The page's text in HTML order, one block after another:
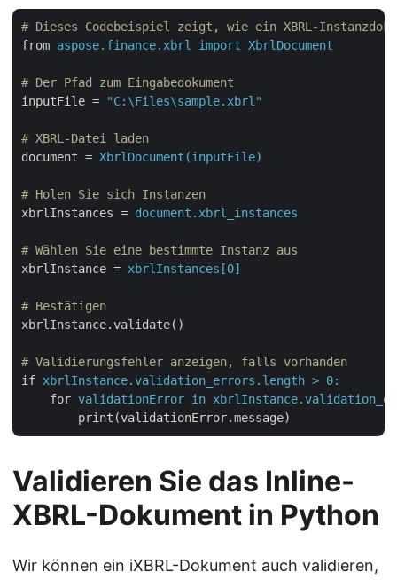
# Dieses Codebeispiel zeigt, wie ein XBRL-
from aspose.finance.xbrl import XbrlDocument
# Der Pfad zum Eingabedokument
inputFile = "C:\Files\sample.xbrl"
# XBRL-Datei laden
document = XbrlDocument(inputFile)
# Holen Sie sich Instanzen
xbrlInstances = document.xbrl_instances
# Wählen Sie eine bestimmte Instanz aus
xbrlInstance = xbrlInstances[0]
# Bestätigen
xbrlInstance.validate()
# Validierungsfehler anzeigen, falls vorhanden
if xbrlInstance.validation_errors.length > 0:
for validationError in
print(validationError.message)
Validieren Sie das Inline-
XBRL-Dokument in Python
Wir können ein iXBRL-Dokument auch validieren,